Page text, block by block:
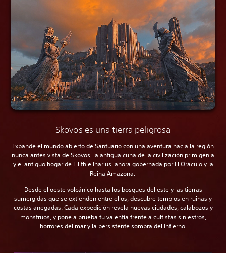
Skovos es una tierra peligrosa
Expande el mundo abierto de Santuario con una aventura hacia la región
nunca antes vista de Skovos, la antigua cuna de la civilización primigenia
y el antiguo hogar de Lilith e Inarius, ahora gobernada por El Oráculo y la
Reina Amazona.
Desde el oeste volcánico hasta los bosques del este y las tierras
sumergidas que se extienden entre ellos, descubre templos en ruinas y
costas anegadas. Cada expedición revela nuevas ciudades, calabozos y
monstruos, y pone a prueba tu valentía frente a cultistas siniestros,
horrores del mar y la persistente sombra del Infierno.